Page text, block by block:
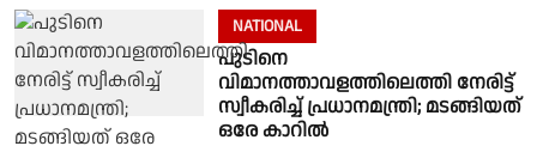
NATIONAL
പുടിനെ
വിമാനത്താവളത്തിലെത്തി നേരിട്ട്
സ്വീകരിച്ച് പ്രധാനമന്ത്രി; മടങ്ങിയത്
ഒരേ കാറിൽ